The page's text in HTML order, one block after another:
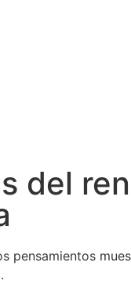
del
pensamientos